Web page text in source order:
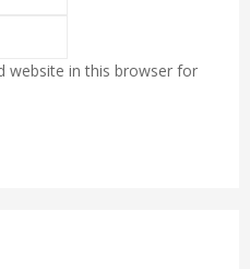
website in this browser for